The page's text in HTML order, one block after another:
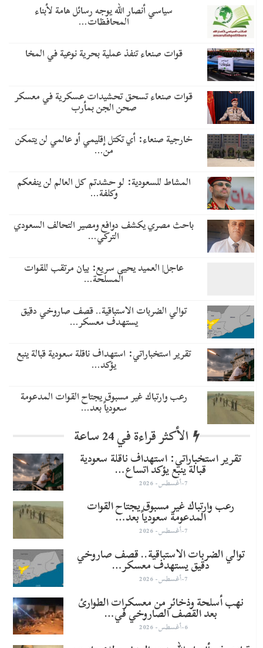
سياسي أنصار الله يوجه رسائل هامة لأبناء
المحافظات…
قوات صنعاء تنفذ عملية بحرية نوعية في المخا
قوات صنعاء تسحق تحشيدات عسكرية في معسكر
صحن الجن بمأرب
خارجية صنعاء: أي تكتل إقليمي أو عالمي لن يتمكن
من…
المشاط للسعودية: لو حشدتم كل العالم لن ينفعكم
وكلفة…
باحث مصري يكشف دوافع ومصير التحالف السعودي
التركي…
عاجل| العميد يحيى سريع: بيان مرتقب للقوات
المسلحة…
توالي الضربات الاستباقية.. قصف صاروخي دقيق
يستهدف معسكر…
تقرير استخباراتي: استهداف ناقلة سعودية قبالة ينبع
يؤكد…
رعب وارتباك غير مسبوق يجتاح القوات المدعومة
سعودياً بعد…
الأكثر قراءة في 24 ساعة
تقرير استخباراتي: استهداف ناقلة سعودية
قبالة ينبع يؤكد اتساع…
7-أغسطس- 2026
رعب وارتباك غير مسبوق يجتاح القوات
المدعومة سعودياً بعد…
7-أغسطس- 2026
توالي الضربات الاستباقية.. قصف صاروخي
دقيق يستهدف معسكر…
7-أغسطس- 2026
نهب أسلحة وذخائر من معسكرات الطوارئ
بعد القصف الصاروخي في…
6-أغسطس- 2026